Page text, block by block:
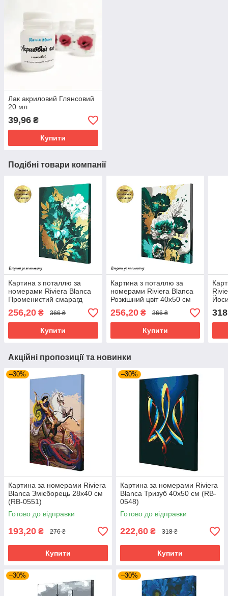
Лак акриловий Глянсовий
20 мл
39,96 ₴
Купити
Подібні товари компанії
Картина з поталлю за
номерами Riviera Blanca
Променистий смарагд
256,20 ₴ 366 ₴
Купити
Картина з поталлю за
номерами Riviera Blanca
Розкішний цвіт 40x50 см
256,20₴ 366 ₴
Купити
318
Акційні пропозиції та новинки
–30%
Картина за номерами Riviera
Blanca Змієборець 28x40 см
(RB-0551)
Готово до відправки
193,20 ₴ 276 ₴
Купити
–30%
Картина за номерами Riviera
Blanca Тризуб 40x50 см (RB-
0548)
Готово до відправки
222,60 ₴ 318 ₴
Купити
–30% –30%